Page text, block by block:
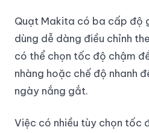
Quạt Makita có ba cấp độ
dùng dễ dàng điều chỉnh
có thể chọn tốc độ chậm
nhàng hoặc chế độ nhanh
ngày nắng gắt.
Việc có nhiều tùy chọn tốc